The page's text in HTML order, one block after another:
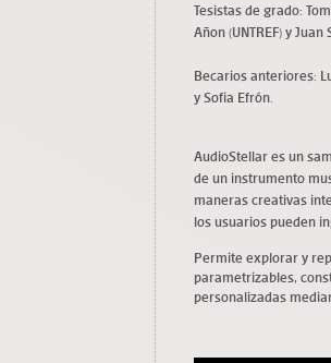
Tesistas de grado:
Añon (UNTREF) y Juan
Becarios anteriores:
y Sofia Efrón.
AudioStellar es un
de un instrumento
maneras creativas
los usuarios pueden
Permite explorar y
parametrizables,
personalizadas